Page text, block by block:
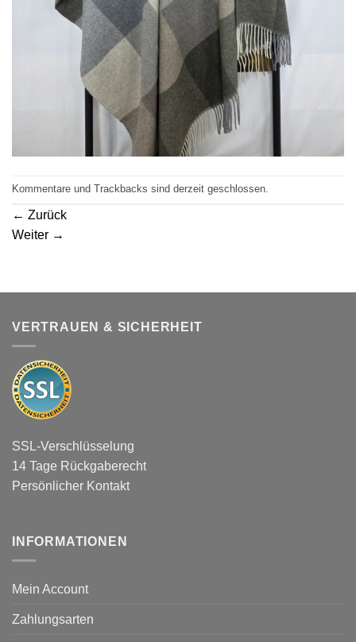
Kommentare und Trackbacks sind derzeit geschlossen.
← Zurück
Weiter →
VERTRAUEN & SICHERHEIT
SSL-Verschlüsselung
14 Tage Rückgaberecht
Persönlicher Kontakt
INFORMATIONEN
Mein Account
Zahlungsarten